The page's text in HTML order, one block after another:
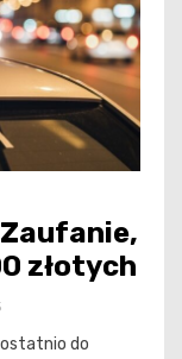
złotych
ostatnio do